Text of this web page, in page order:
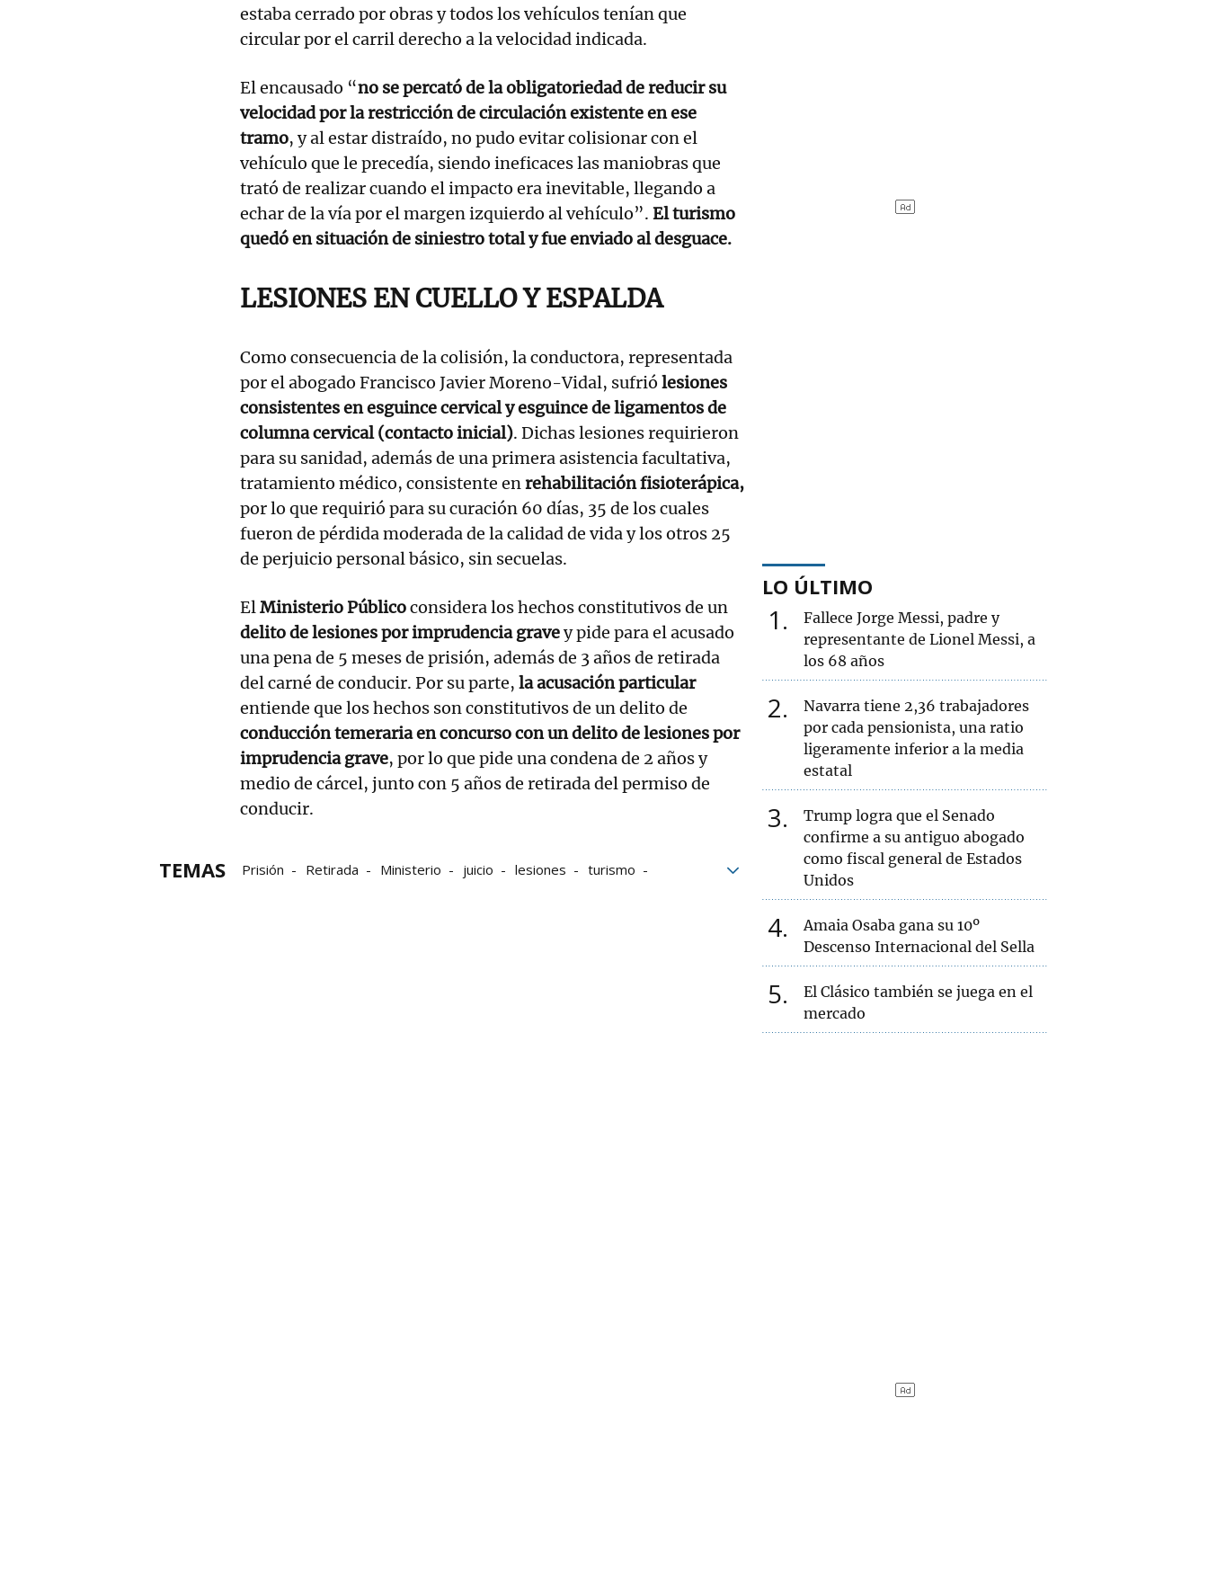
estaba cerrado por obras y todos los vehículos tenían que
circular por el carril derecho a la velocidad indicada.
El encausado “no se percató de la obligatoriedad de reducir su
velocidad por la restricción de circulación existente en ese
tramo, y al estar distraído, no pudo evitar colisionar con el
vehículo que le precedía, siendo ineficaces las maniobras que
trató de realizar cuando el impacto era inevitable, llegando a
echar de la vía por el margen izquierdo al vehículo”. El turismo
quedó en situación de siniestro total y fue enviado al desguace.
LESIONES EN CUELLO Y ESPALDA
Como consecuencia de la colisión, la conductora, representada
por el abogado Francisco Javier Moreno-Vidal, sufrió lesiones
consistentes en esguince cervical y esguince de ligamentos de
columna cervical (contacto inicial). Dichas lesiones requirieron
para su sanidad, además de una primera asistencia facultativa,
tratamiento médico, consistente enrehabilitación fisioterápica,
por lo que requirió para su curación 60 días, 35 de los cuales
fueron de pérdida moderada de la calidad de vida y los otros 25
de perjuicio personal básico, sin secuelas.
ElMinisterio Públicoconsidera los hechos constitutivos de un
delito de lesiones por imprudencia gravey pide para el acusado
una pena de 5 meses de prisión, además de 3 años de retirada
del carné de conducir. Por su parte, la acusación particular
entiende que los hechos son constitutivos de un delito de
conducción temeraria en concurso con un delito de lesiones por
imprudencia grave, por lo que pide una condena de 2 años y
medio de cárcel, junto con 5 años de retirada del permiso de
conducir.
TEMAS Prisión Retirada Ministerio juicio lesiones
turismo
LO ÚLTIMO
1
Fallece Jorge Messi, padre y
representante de Lionel Messi, a
los 68 años
2
Navarra tiene 2,36 trabajadores
por cada pensionista, una ratio
ligeramente inferior a la media
estatal
3
Trump logra que el Senado
confirme a su antiguo abogado
como fiscal general de Estados
Unidos
4
Amaia Osaba gana su 10º
Descenso Internacional del Sella
5
El Clásico también se juega en el
mercado